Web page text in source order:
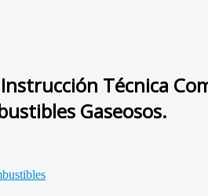
Técnica
Gaseosos.